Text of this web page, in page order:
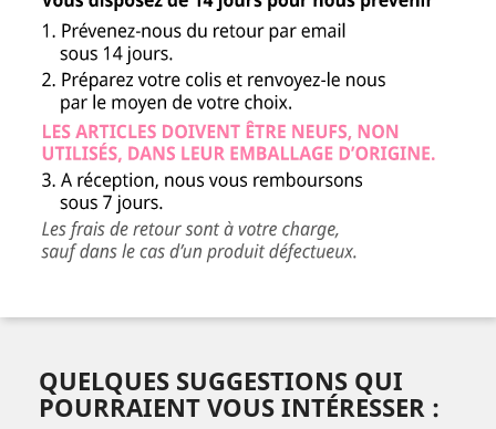
QUELQUES SUGGESTIONS QUI
POURRAIENT VOUS INTÉRESSER :